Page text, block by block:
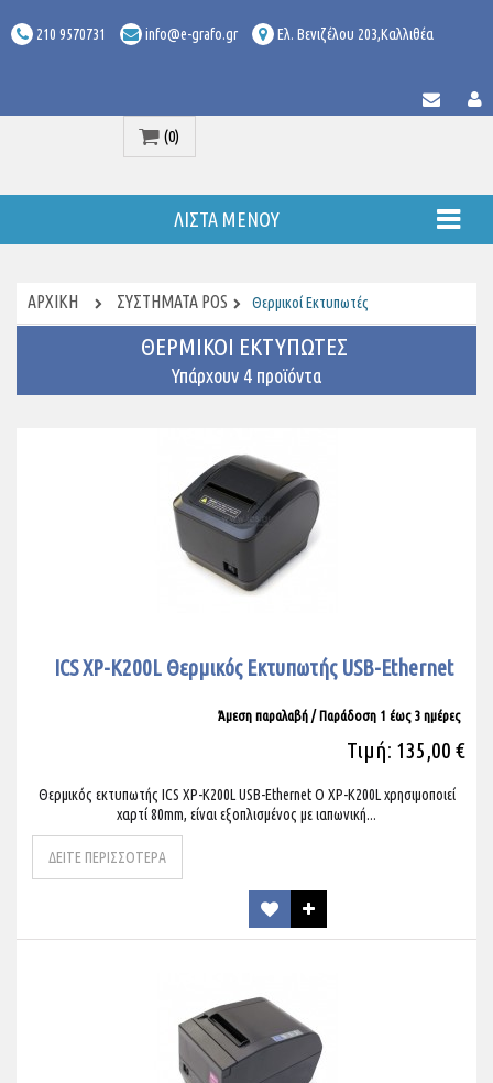
210 9570731 info@e-grafo.gr Ελ. Βενιζέλου 203,Καλλιθέα
(0)
ΛΊΣΤΑ ΜΕΝΟΎ
ΑΡΧΙΚΉ ΣΥΣΤΗΜΑΤΑ POS Θερμικοί Εκτυπωτές
ΘΕΡΜΙΚΟΊ ΕΚΤΥΠΩΤΈΣ
Υπάρχουν 4 προϊόντα
ICS XP-K200L Θερμικός Εκτυπωτής USB-Ethernet
Άμεση παραλαβή / Παράδoση 1 έως 3 ημέρες
Τιμή: 135,00 €
Θερμικός εκτυπωτής ICS XP-K200L USB-Ethernet Ο XP-K200L χρησιμοποιεί
χαρτί 80mm, είναι εξοπλισμένος με ιαπωνική...
ΔΕΙΤΕ ΠΕΡΙΣΣΟΤΕΡΑ